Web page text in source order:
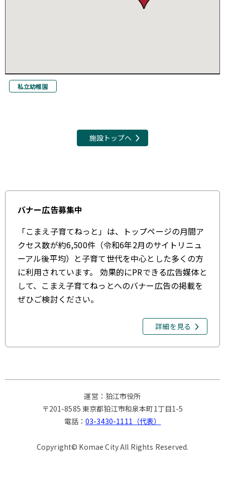
私立幼稚園
施設トップへ
バナー広告募集中
「こまえ子育てねっと」は、トップページの月間ア
クセス数が約6,500件（令和6年2月のサイトリニュ
ーアル後平均）と子育て世代を中心とした多くの方
に利用されています。 効果的にPRできる広告媒体と
して、こまえ子育てねっとへのバナー広告の掲載を
ぜひご検討ください。
詳細を見る
運営：狛江市役所
〒201-8585 東京都狛江市和泉本町1丁目1-5
電話：03-3430-1111（代表）
Copyright© Komae City All Rights Reserved.